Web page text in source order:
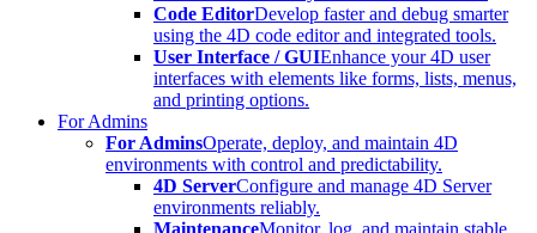
Code EditorDevelop faster and debug smarter
using the 4D code editor and integrated tools.
User Interface / GUIEnhance your 4D user
interfaces with elements like forms, lists, menus,
and printing options.
For Admins
For AdminsOperate, deploy, and maintain 4D
environments with control and predictability.
4D ServerConfigure and manage 4D Server
environments reliably.
MaintenanceMonitor, log, and maintain stable